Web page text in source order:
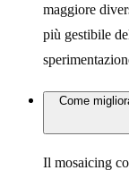
maggiore
più gestibile
Come
Il mosaicing